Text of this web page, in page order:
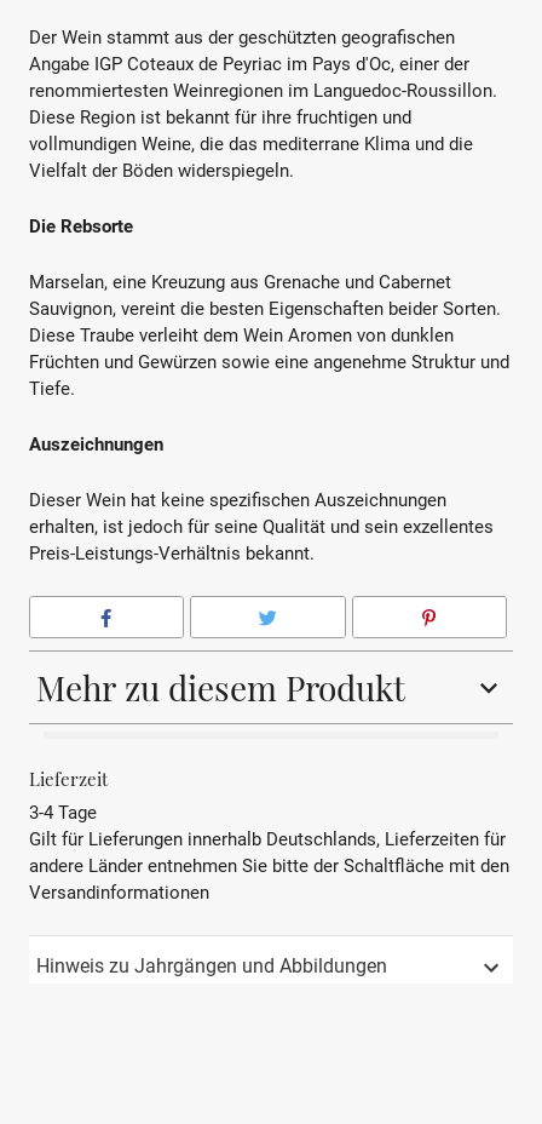
Der Wein stammt aus der geschützten geografischen
Angabe IGP Coteaux de Peyriac im Pays d'Oc, einer der
renommiertesten Weinregionen im Languedoc-Roussillon.
Diese Region ist bekannt für ihre fruchtigen und
vollmundigen Weine, die das mediterrane Klima und die
Vielfalt der Böden widerspiegeln.
Die Rebsorte
Marselan, eine Kreuzung aus Grenache und Cabernet
Sauvignon, vereint die besten Eigenschaften beider Sorten.
Diese Traube verleiht dem Wein Aromen von dunklen
Früchten und Gewürzen sowie eine angenehme Struktur und
Tiefe.
Auszeichnungen
Dieser Wein hat keine spezifischen Auszeichnungen
erhalten, ist jedoch für seine Qualität und sein exzellentes
Preis-Leistungs-Verhältnis bekannt.
Mehr zu diesem Produkt
REBSORTE
JAHRGANG 2015
PRÄDIKAT IGP
Lieferzeit
3-4 Tage
Gilt für Lieferungen innerhalb Deutschlands, Lieferzeiten für
andere Länder entnehmen Sie bitte der Schaltfläche mit den
Versandinformationen
Hinweis zu Jahrgängen und Abbildungen